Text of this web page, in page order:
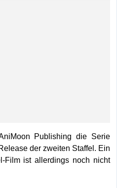
Publishing die Serie
der zweiten Staffel. Ein
Film ist allerdings noch nicht